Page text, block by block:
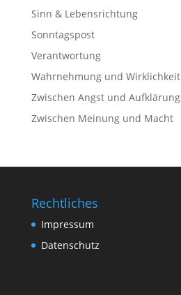
Sinn & Lebensrichtung
Sonntagspost
Verantwortung
Wahrnehmung und Wirklichkeit
Zwischen Angst und Aufklärung
Zwischen Meinung und Macht
Rechtliches
Impressum
Datenschutz